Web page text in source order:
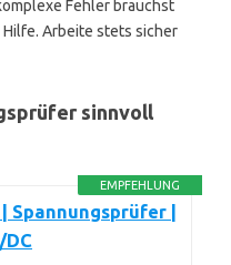
Fehler brauchst
Arbeite stets sicher
sinnvoll
EMPFEHLUNG
| Spannungsprüfer |
DC